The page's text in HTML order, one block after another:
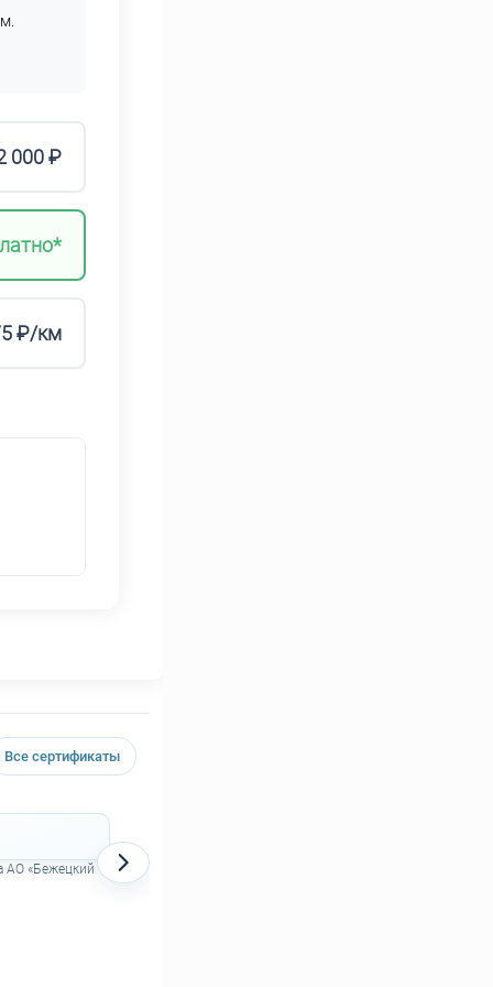
000 ₽
₽/км
Все сертификаты
АО «Бежецкий